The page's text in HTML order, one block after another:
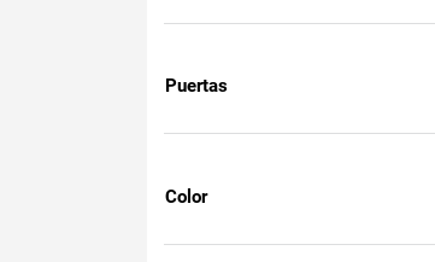
Puertas
Color